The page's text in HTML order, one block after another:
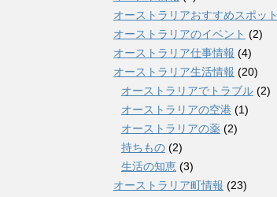
オーストラリアおすすめスポット
オーストラリアのイベント (2)
オーストラリア仕事情報 (4)
オーストラリア生活情報 (20)
オーストラリアでトラブル (2)
オーストラリアの空港 (1)
オーストラリアの薬 (2)
持ちもの (2)
生活の知恵 (3)
オーストラリア町情報 (23)